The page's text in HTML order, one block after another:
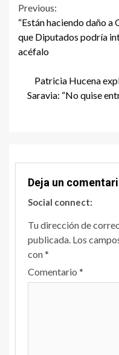
Continue
Reading
Previous:
“Están haciendo daño
que Diputados podría
acéfalo
Patricia Hucena
Saravia: “No quise
Deja un
Social connect:
Tu dirección de
publicada. Los
con*
Comentario *